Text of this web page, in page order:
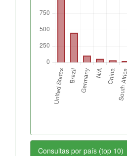
Consultas por país (top 10)